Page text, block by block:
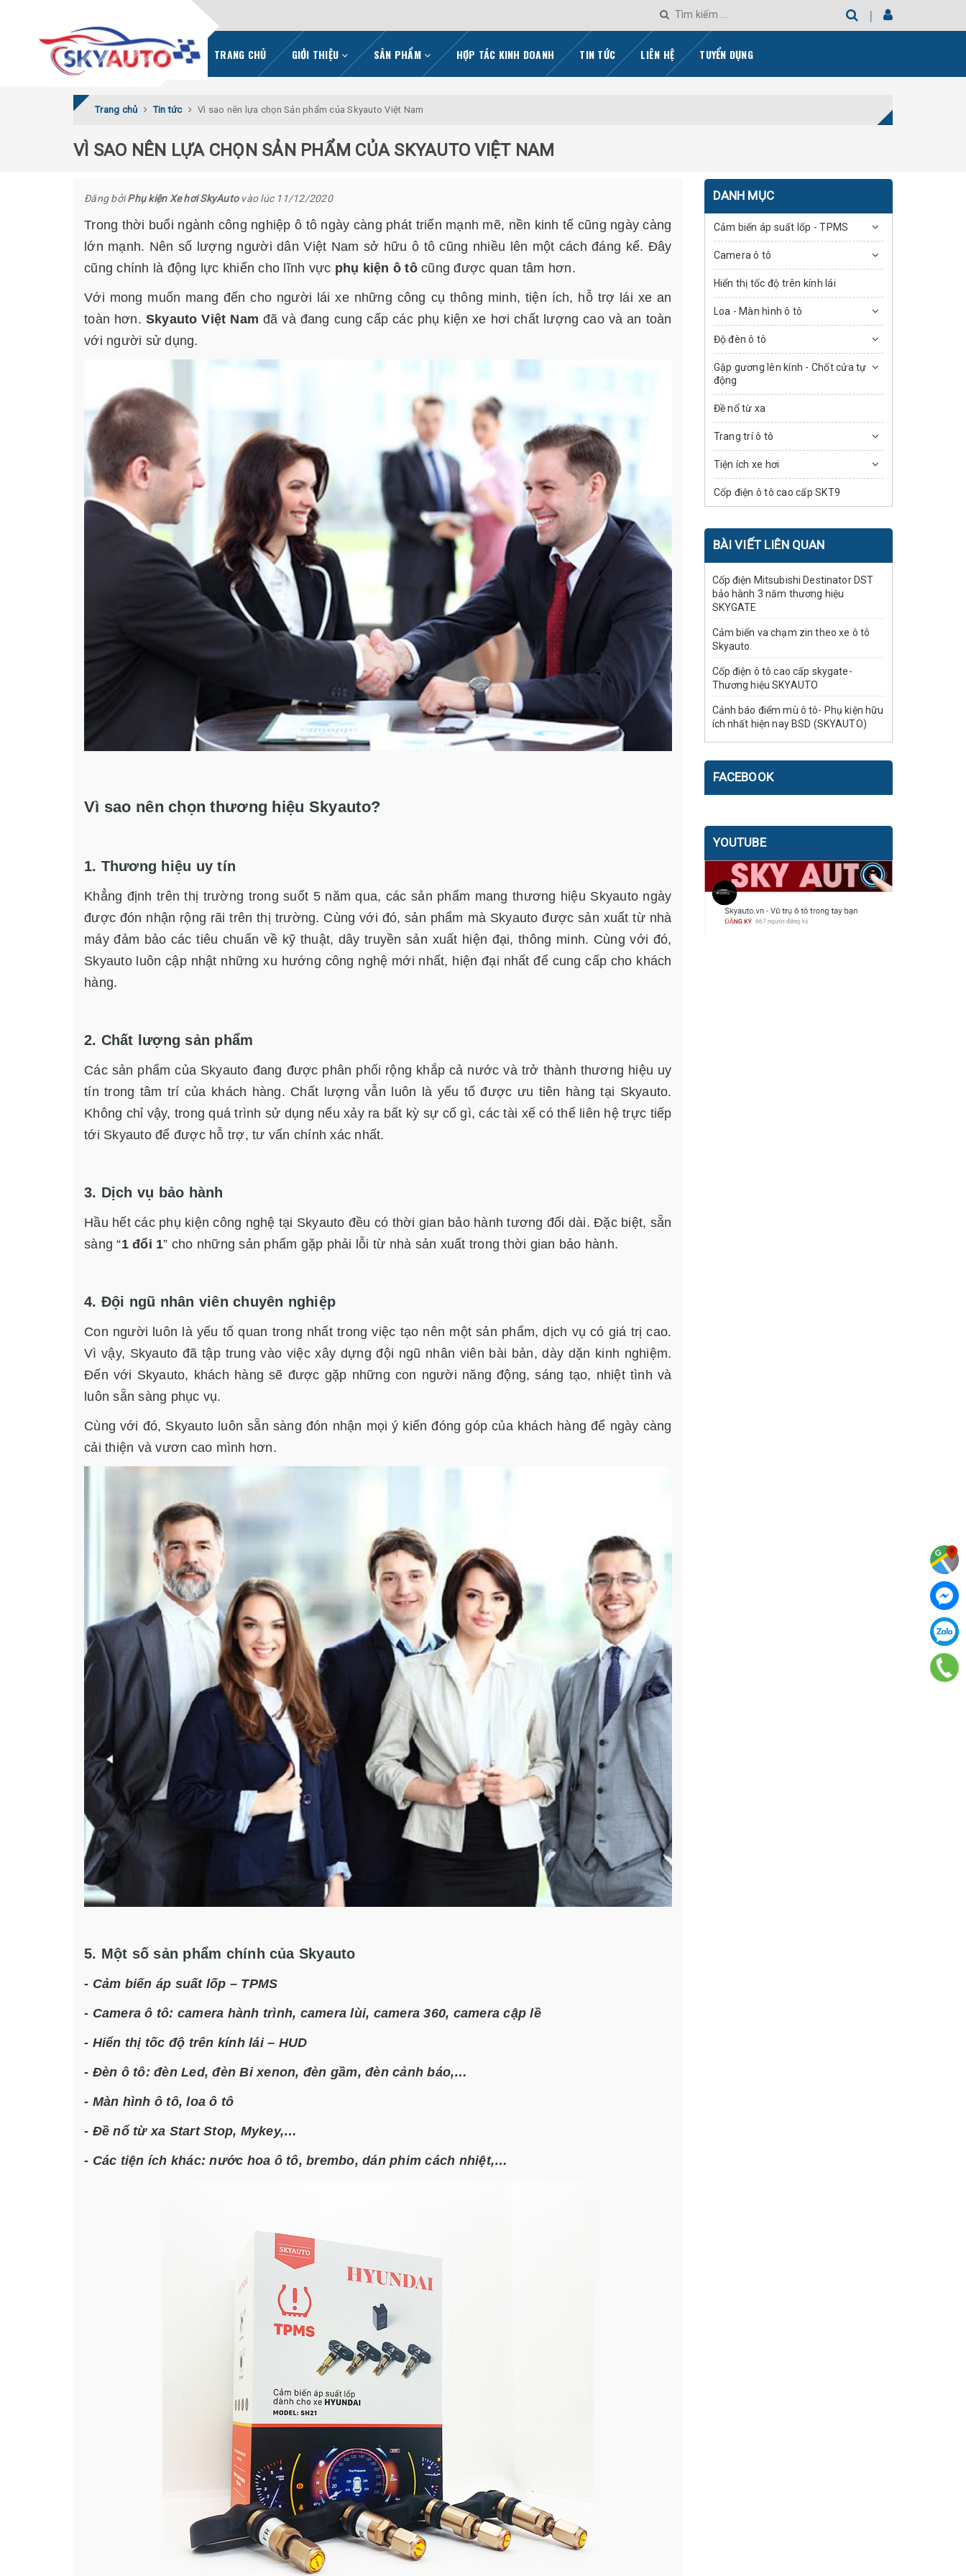
TRANG CHỦ GIỚI THIỆU SẢN PHẨM HỢP TÁC KINH DOANH TIN TỨC LIÊN HỆ TUYỂN DỤNG
Trang chủ Tin tức Vì sao nên lựa chọn Sản phẩm của Skyauto Việt Nam
VÌ SAO NÊN LỰA CHỌN SẢN PHẨM CỦA SKYAUTO VIỆT NAM
Đăng bởiPhụ kiện Xe hơi SkyAutovào lúc 11/12/2020
Trong thời buổi ngành công nghiệp ô tô ngày càng phát triển mạnh mẽ, nền kinh tế cũng ngày càng
lớn mạnh. Nên số lượng người dân Việt Nam sở hữu ô tô cũng nhiều lên một cách đáng kể. Đây
cũng chính là động lực khiến cho lĩnh vực phụ kiện ô tôcũng được quan tâm hơn.
Với mong muốn mang đến cho người lái xe những công cụ thông minh, tiện ích, hỗ trợ lái xe an
toàn hơn. Skyauto Việt Nam đã và đang cung cấp các phụ kiện xe hơi chất lượng cao và an toàn
với người sử dụng.
Vì sao nên chọn thương hiệu Skyauto?
1. Thương hiệu uy tín
Khẳng định trên thị trường trong suốt 5 năm qua, các sản phẩm mang thương hiệu Skyauto ngày
được đón nhận rộng rãi trên thị trường. Cùng với đó, sản phẩm mà Skyauto được sản xuất từ nhà
máy đảm bảo các tiêu chuẩn về kỹ thuật, dây truyền sản xuất hiện đại, thông minh. Cùng với đó,
Skyauto luôn cập nhật những xu hướng công nghệ mới nhất, hiện đại nhất để cung cấp cho khách
hàng.
2. Chất lượng sản phẩm
Các sản phẩm của Skyauto đang được phân phối rộng khắp cả nước và trở thành thương hiệu uy
tín trong tâm trí của khách hàng. Chất lượng vẫn luôn là yếu tố được ưu tiên hàng tại Skyauto.
Không chỉ vậy, trong quá trình sử dụng nếu xảy ra bất kỳ sự cố gì, các tài xế có thể liên hệ trực tiếp
tới Skyauto để được hỗ trợ, tư vấn chính xác nhất.
3. Dịch vụ bảo hành
Hầu hết các phụ kiện công nghệ tại Skyauto đều có thời gian bảo hành tương đối dài. Đặc biệt, sẵn
sàng “1 đổi 1” cho những sản phẩm gặp phải lỗi từ nhà sản xuất trong thời gian bảo hành.
4. Đội ngũ nhân viên chuyên nghiệp
Con người luôn là yếu tố quan trong nhất trong việc tạo nên một sản phẩm, dịch vụ có giá trị cao.
Vì vậy, Skyauto đã tập trung vào việc xây dựng đội ngũ nhân viên bài bản, dày dặn kinh nghiệm.
Đến với Skyauto, khách hàng sẽ được gặp những con người năng động, sáng tạo, nhiệt tình và
luôn sẵn sàng phục vụ.
Cùng với đó, Skyauto luôn sẵn sàng đón nhận mọi ý kiến đóng góp của khách hàng để ngày càng
cải thiện và vươn cao mình hơn.
5. Một số sản phẩm chính của Skyauto
- Cảm biến áp suất lốp – TPMS
- Camera ô tô: camera hành trình, camera lùi, camera 360, camera cập lề
- Hiển thị tốc độ trên kính lái – HUD
- Đèn ô tô: đèn Led, đèn Bi xenon, đèn gầm, đèn cảnh báo,…
- Màn hình ô tô, loa ô tô
- Đề nổ từ xa Start Stop, Mykey,…
- Các tiện ích khác: nước hoa ô tô, brembo, dán phim cách nhiệt,…
DANH MỤC
Cảm biến áp suất lốp - TPMS
Camera ô tô
Hiển thị tốc độ trên kính lái
Loa - Màn hình ô tô
Độ đèn ô tô
Gập gương lên kính - Chốt cửa tự
động
Đề nổ từ xa
Trang trí ô tô
Tiện ích xe hơi
Cốp điện ô tô cao cấp SKT9
BÀI VIẾT LIÊN QUAN
Cốp điện Mitsubishi Destinator DST
bảo hành 3 năm thương hiệu
SKYGATE
Cảm biến va chạm zin theo xe ô tô
Skyauto
Cốp điện ô tô cao cấp skygate-
Thương hiệu SKYAUTO
Cảnh báo điểm mù ô tô- Phụ kiện hữu
ích nhất hiện nay BSD (SKYAUTO)
FACEBOOK
YOUTUBE